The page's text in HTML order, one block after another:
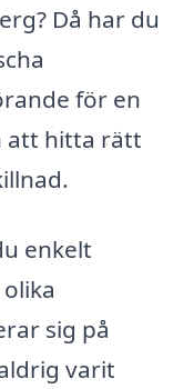
Då har du
för en
att hitta rätt
enkelt
sig på
varit